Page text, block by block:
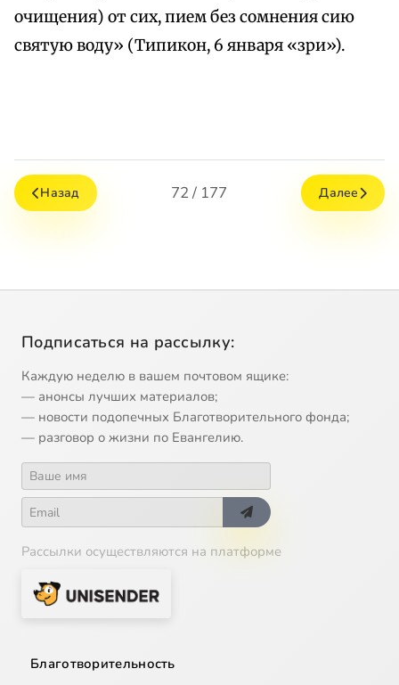
очищения) от сих, пием без сомнения сию
святую воду» (Типикон, 6 января «зри»).
Назад 72 / 177 Далее
Подписаться на рассылку:
Каждую неделю в вашем почтовом ящике:
— анонсы лучших материалов;
— новости подопечных Благотворительного фонда;
— разговор о жизни по Евангелию.
Рассылки осуществляются на платформе
Благотворительность